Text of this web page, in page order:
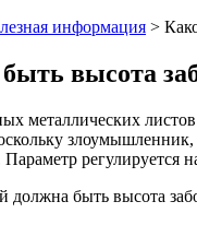
информация >
высота
металлических
регулируется
должна быть высота